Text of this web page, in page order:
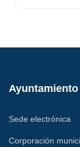
Ayuntamiento
Sede electrónica
Corporación